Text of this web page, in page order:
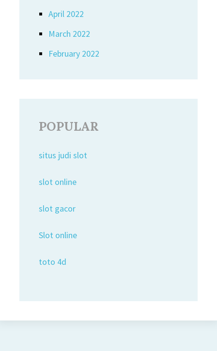
April 2022
March 2022
February 2022
POPULAR
situs judi slot
slot online
slot gacor
Slot online
toto 4d